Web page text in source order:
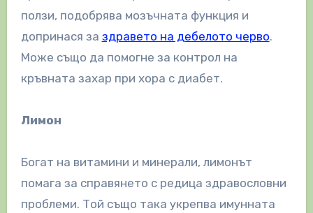
ползи, подобрява мозъчната функция и
допринася за здравето на дебелото черво.
Може също да помогне за контрол на
кръвната захар при хора с диабет.
Лимон
Богат на витамини и минерали, лимонът
помага за справянето с редица здравословни
проблеми. Той също така укрепва имунната